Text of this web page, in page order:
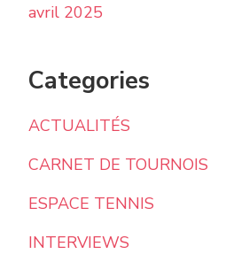
avril 2025
Categories
ACTUALITÉS
CARNET DE TOURNOIS
ESPACE TENNIS
INTERVIEWS